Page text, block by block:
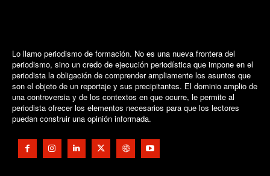
Lo llamo periodismo de formación. No es una nueva frontera del
periodismo, sino un credo de ejecución periodística que impone en el
periodista la obligación de comprender ampliamente los asuntos que
son el objeto de un reportaje y sus precipitantes. El dominio amplio de
una controversia y de los contextos en que ocurre, le permite al
periodista ofrecer los elementos necesarios para que los lectores
puedan construir una opinión informada.